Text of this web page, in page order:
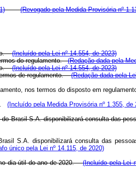
(Revogado pela Medida Provisória nº
(Incluído pela Lei nº 14.554, de 2023)
do regulamento.(Redação dada pela
(Incluído pela Lei nº 14.554, de 2023)
termos de regulamento.(Redação dada pela
nos termos do disposto em
(Incluído pela Medida Provisória nº 1.355, de
Brasil S.A. disponibilizará consulta das
S.A. disponibilizará consulta das
único pela Lei nº 14.115, de 2020)
dia útil do ano de 2020.(Incluído pela Lei